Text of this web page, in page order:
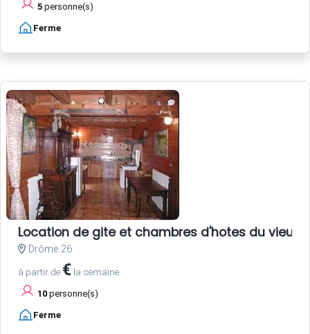
5 personne(s)
Ferme
Location de gite et chambres d'hotes du vieux
Drôme 26
à partir de € la semaine
10 personne(s)
Ferme